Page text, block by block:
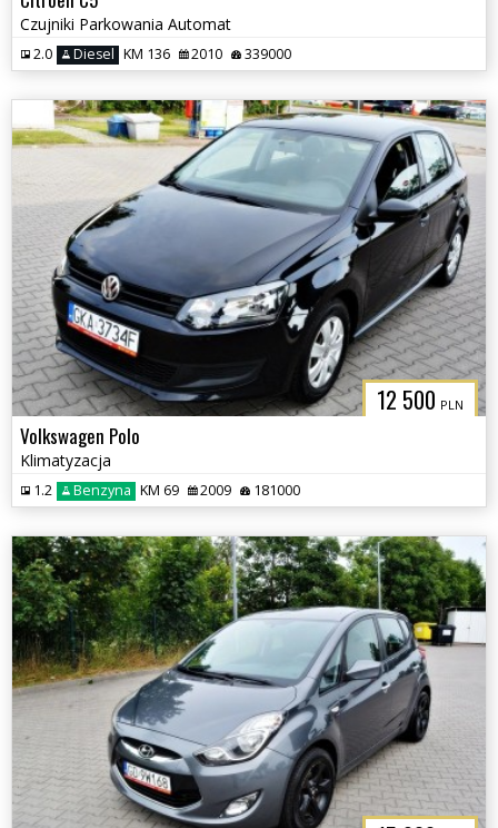
Czujniki Parkowania Automat
2.0 Diesel KM 136 2010 339000
12 500 PLN
Volkswagen Polo
Klimatyzacja
1.2 Benzyna KM 69 2009 181000